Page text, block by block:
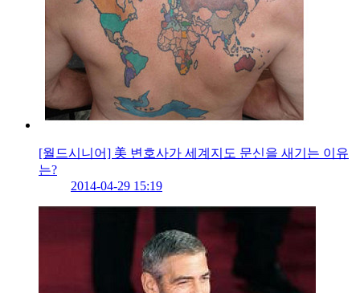
[월드시니어] 美 변호사가 세계지도 문신을 새기는 이유
는?
2014-04-29 15:19